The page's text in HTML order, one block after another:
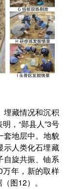
埋藏情况和沉积
，“郧县人”3号
套地层中。地貌
示人类化石埋藏
旋共振、铀系
年，新的取样
图12）。